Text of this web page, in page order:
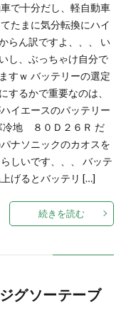
で十分だし、軽自動車
たまに気分転換にハイ
らん訳ですよ、、、 い
し、ぶっちゃけ自分で
すｗ バッテリーの選定
するかで重要なのは、
イエースのバッテリー
冷地 ８０Ｄ２６Ｒ だ
ナソニックのカオスを
しいです、、、 バッテ
げるとバッテリ […]
続きを読む
グソーテーブ